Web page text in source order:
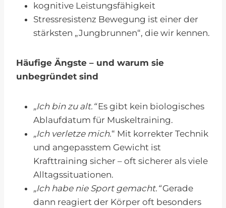
kognitive Leistungsfähigkeit
Stressresistenz Bewegung ist einer der
stärksten „Jungbrunnen“, die wir kennen.
Häufige Ängste – und warum sie
unbegründet sind
„Ich bin zu alt.“Es gibt kein biologisches
Ablaufdatum für Muskeltraining.
„Ich verletze mich.“ Mit korrekter Technik
und angepasstem Gewicht ist
Krafttraining sicher – oft sicherer als viele
Alltagssituationen.
„Ich habe nie Sport gemacht.“Gerade
dann reagiert der Körper oft besonders